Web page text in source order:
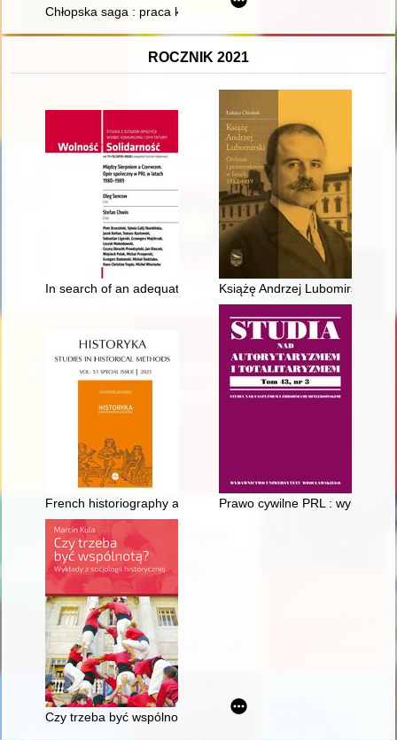
Chłopska saga : praca konkursowa na pamiętniki rolników
ROCZNIK 2021
In search of an adequate novel on the democratic changes
Książę Andrzej Lubomirski :
French historiography and Oskar HaleckiPrawo cywilne PRL : wybrane
Czy trzeba być wspólnotą? : wykłady z socjologii historycznej